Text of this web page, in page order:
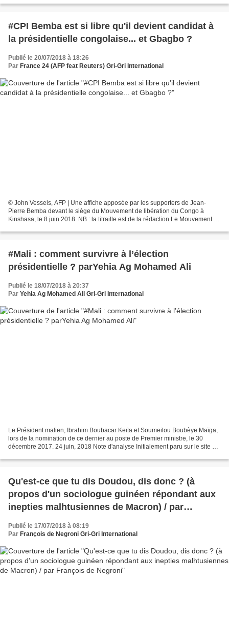
#CPI Bemba est si libre qu'il devient candidat à
la présidentielle congolaise... et Gbagbo ?
Publié le 20/07/2018 à 18:26
Par France 24 (AFP feat Reuters) Gri-Gri International
© John Vessels, AFP | Une affiche apposée par les supporters de Jean-
Pierre Bemba devant le siège du Mouvement de libération du Congo à
Kinshasa, le 8 juin 2018. NB : la titraille est de la rédaction Le Mouvement de
#Mali : comment survivre à l’élection
présidentielle ? parYehia Ag Mohamed Ali
Publié le 18/07/2018 à 20:37
Par Yehia Ag Mohamed Ali Gri-Gri International
Le Président malien, Ibrahim Boubacar Keïta et Soumeilou Boubèye Maïga,
lors de la nomination de ce dernier au poste de Premier ministre, le 30
décembre 2017. 24 juin, 2018 Note d'analyse Initialement paru sur le site de
Qu'est-ce que tu dis Doudou, dis donc ? (à
propos d'un sociologue guinéen répondant aux
inepties malhtusiennes de Macron) / par
François de Negroni
Publié le 17/07/2018 à 08:19
Par François de Negroni Gri-Gri International